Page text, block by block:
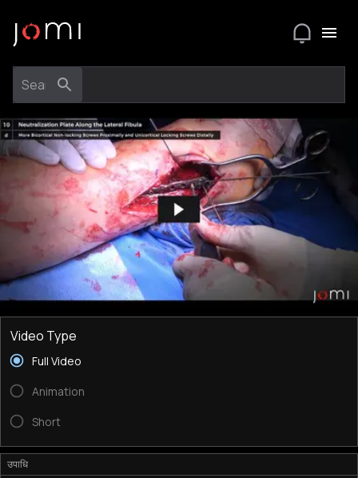
Video Type
Full Video
Animation
Short
उपाधि